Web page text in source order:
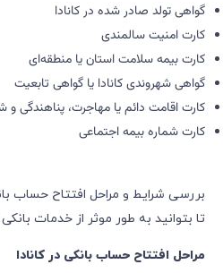
گواهی تولد صادر شده در کانادا
کارت امنیت سالمندی
کارت بیمه سلامت استان یا منطقه‌ای
گواهی شهروندی کانادا یا گواهی تابعیت
کارت اقامت دائم یا مهاجرت، پناهندگی و
کارت شماره بیمه اجتماعی
بررسی شرایط و مراحل افتتاح حساب
تا بتوانید به طور موثر از خدمات
مراحل افتتاح حساب بانکی در کانادا